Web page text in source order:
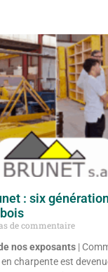
: six
de commentaire
nos exposants |
charpente est